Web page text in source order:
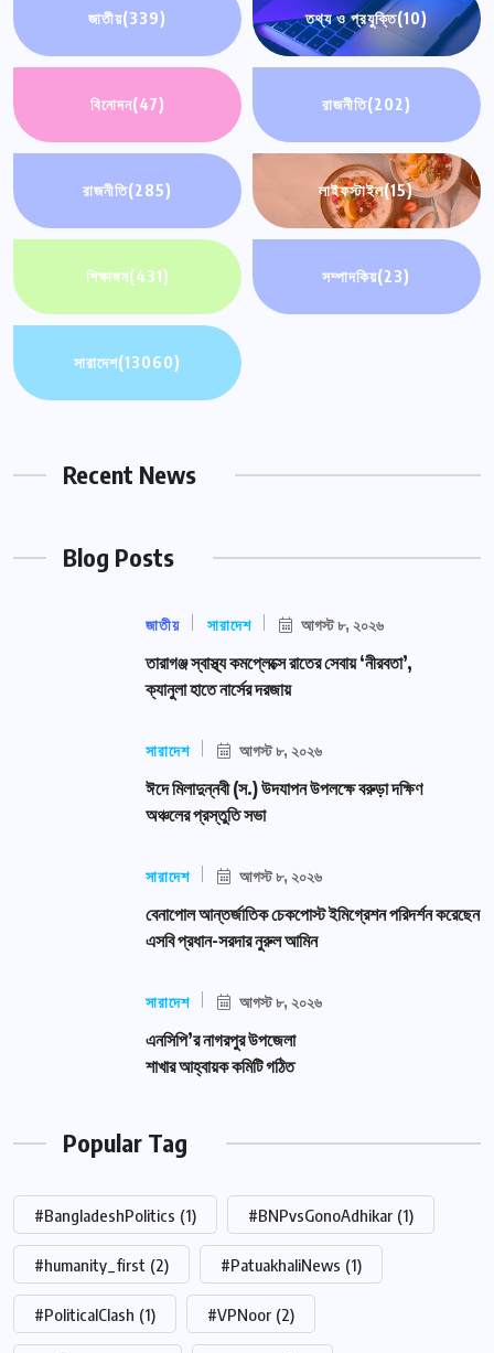
জাতীয়(339) তথ্য ও প্রযুক্তি(10)
বিনোদন(47) রাজনীতি(202)
রাজনীতি(285) লাইফস্টাইল(15)
শিক্ষাঙ্গন(431) সম্পাদকিয়(23)
সারাদেশ(13060)
Recent News
Blog Posts
জাতীয় সারাদেশ আগস্ট ৮, ২০২৬
তারাগঞ্জ স্বাস্থ্য কমপ্লেক্সে রাতের সেবায় ‘নীরবতা’,
ক্যানুলা হাতে নার্সের দরজায়
সারাদেশ আগস্ট ৮, ২০২৬
ঈদে মিলাদুন্নবী (স.) উদযাপন উপলক্ষে বরুড়া দক্ষিণ
অঞ্চলের প্রস্তুতি সভা
সারাদেশ আগস্ট ৮, ২০২৬
বেনাপোল আন্তর্জাতিক চেকপোস্ট ইমিগ্রেশন পরিদর্শন করেছেন
এসবি প্রধান-সরদার নুরুল আমিন
সারাদেশ আগস্ট ৮, ২০২৬
এনসিপি’র নাগরপুর উপজেলা
শাখার আহ্বায়ক কমিটি গঠিত
Popular Tag
#BangladeshPolitics (1) #BNPvsGonoAdhikar (1)
#humanity_first (2) #PatuakhaliNews (1)
#PoliticalClash (1) #VPNoor (2)